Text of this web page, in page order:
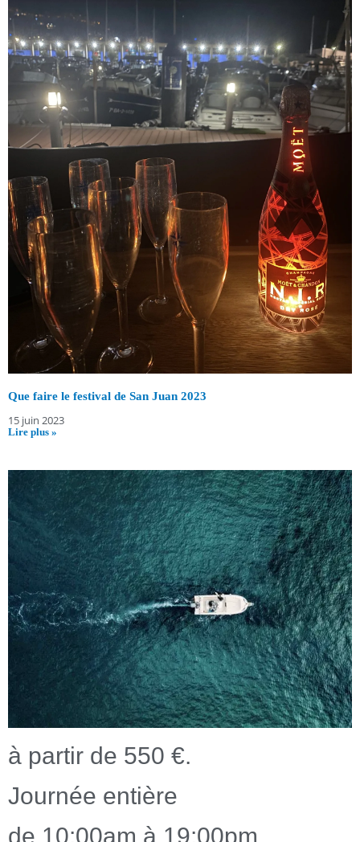
Que faire le festival de San Juan 2023
15 juin 2023
Lire plus »
à partir de 550 €.
Journée entière
de 10:00am à 19:00pm